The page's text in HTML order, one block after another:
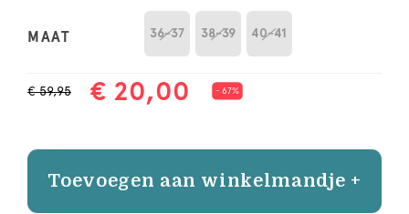
MAAT 36-37 38-39 40-41
€ 59,95 € 20,00 - 67%
Toevoegen aan winkelmandje +